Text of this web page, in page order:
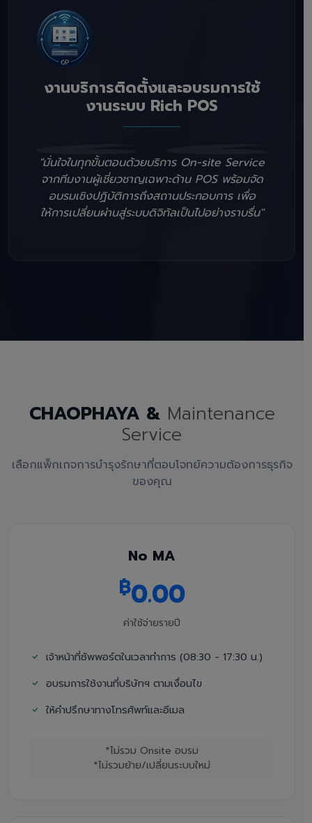
งานบริการติดตั้งและอบรมการใช้
งานระบบ Rich POS
"มั่นใจในทุกขั้นตอนด้วยบริการ On-site Service
จากทีมงานผู้เชี่ยวชาญเฉพาะด้าน POS พร้อมจัด
อบรมเชิงปฏิบัติการถึงสถานประกอบการ เพื่อ
ให้การเปลี่ยนผ่านสู่ระบบดิจิทัลเป็นไปอย่างราบรื่น"
CHAOPHAYA & Maintenance
Service
เลือกแพ็กเกจการบำรุงรักษาที่ตอบโจทย์ความต้องการธุรกิจ
ของคุณ
No MA
฿0.00
ค่าใช้จ่ายรายปี
เจ้าหน้าที่ซัพพอร์ตในเวลาทำการ (08:30 - 17:30 น.)
อบรมการใช้งานที่บริษัทฯ ตามเงื่อนไข
ให้คำปรึกษาทางโทรศัพท์และอีเมล
*ไม่รวม Onsite อบรม
*ไม่รวมย้าย/เปลี่ยนระบบใหม่